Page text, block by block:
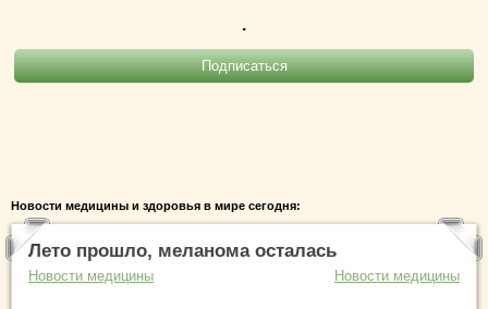
.
Новости медицины и здоровья в мире сегодня:
Лето прошло, меланома осталась
Новости медицины Новости медицины